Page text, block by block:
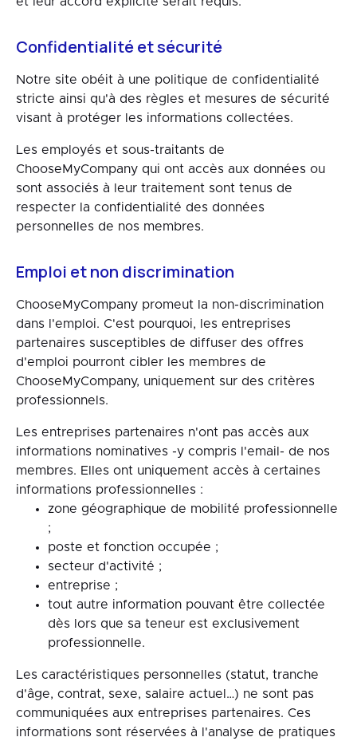
Confidentialité et sécurité
Notre site obéit à une politique de confidentialité
stricte ainsi qu'à des règles et mesures de sécurité
visant à protéger les informations collectées.
Les employés et sous-traitants de
ChooseMyCompany qui ont accès aux données ou
sont associés à leur traitement sont tenus de
respecter la confidentialité des données
personnelles de nos membres.
Emploi et non discrimination
ChooseMyCompany promeut la non-discrimination
dans l'emploi. C'est pourquoi, les entreprises
partenaires susceptibles de diffuser des offres
d'emploi pourront cibler les membres de
ChooseMyCompany, uniquement sur des critères
professionnels.
Les entreprises partenaires n'ont pas accès aux
informations nominatives -y compris l'email- de nos
membres. Elles ont uniquement accès à certaines
informations professionnelles :
zone géographique de mobilité professionnelle
;
poste et fonction occupée ;
secteur d'activité ;
entreprise ;
tout autre information pouvant être collectée
dès lors que sa teneur est exclusivement
professionnelle.
Les caractéristiques personnelles (statut, tranche
d'âge, contrat, sexe, salaire actuel…) ne sont pas
communiquées aux entreprises partenaires. Ces
informations sont réservées à l'analyse de pratiques